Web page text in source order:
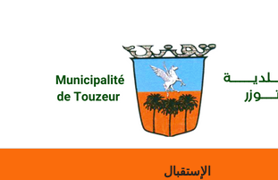
الإستقبال